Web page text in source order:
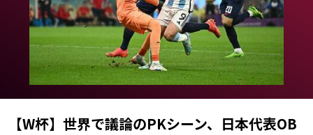
Teams
日本代表
Team Japan
日程・結果
Schedule
【W杯】世界で議論のPKシーン、日本代表OB